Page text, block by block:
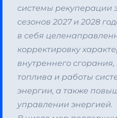
системы рекуперации
сезонов 2027 и 2028
в себя
корректировку
внутреннего
топлива и работы
энергии, а также
управлении энергией.